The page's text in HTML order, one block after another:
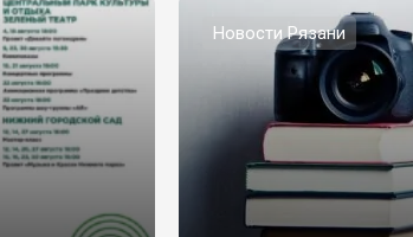
Новости Рязани